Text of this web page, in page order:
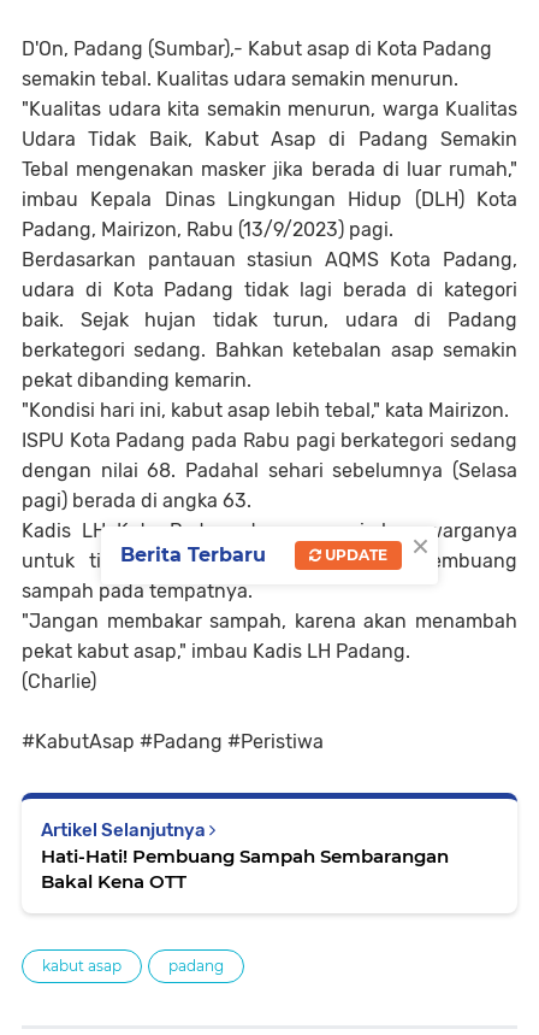
D'On, Padang (Sumbar),- Kabut asap di Kota Padang
semakin tebal. Kualitas udara semakin menurun.
"Kualitas udara kita semakin menurun, warga Kualitas
Udara Tidak Baik, Kabut Asap di Padang Semakin
Tebal mengenakan masker jika berada di luar rumah,"
imbau Kepala Dinas Lingkungan Hidup (DLH) Kota
Padang, Mairizon, Rabu (13/9/2023) pagi.
Berdasarkan pantauan stasiun AQMS Kota Padang,
udara di Kota Padang tidak lagi berada di kategori
baik. Sejak hujan tidak turun, udara di Padang
berkategori sedang. Bahkan ketebalan asap semakin
pekat dibanding kemarin.
"Kondisi hari ini, kabut asap lebih tebal," kata Mairizon.
ISPU Kota Padang pada Rabu pagi berkategori sedang
dengan nilai 68. Padahal sehari sebelumnya (Selasa
pagi) berada di angka 63.
Kadis LH Kota Padang terus mengimbau warganya
untuk tidak membakar sampah. Serta membuang
sampah pada tempatnya.
"Jangan membakar sampah, karena akan menambah
pekat kabut asap," imbau Kadis LH Padang.
(Charlie)
#KabutAsap #Padang #Peristiwa
Artikel Selanjutnya
Hati-Hati! Pembuang Sampah Sembarangan
Bakal Kena OTT
kabut asap padang
×
Berita Terbaru UPDATE